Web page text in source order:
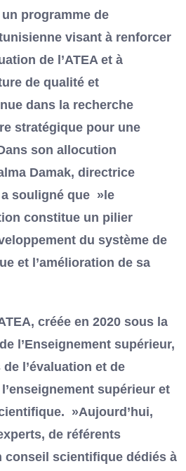
programme de
visant à renforcer
de l’ATEA et à
de qualité et
dans la recherche
stratégique pour une
son allocution
Damak, directrice
a souligné que »le
constitue un pilier
du système de
et l’amélioration de sa
créée en 2020 sous la
l’Enseignement supérieur,
l’évaluation et de
supérieur et
»Aujourd’hui,
de référents
conseil scientifique dédiés à